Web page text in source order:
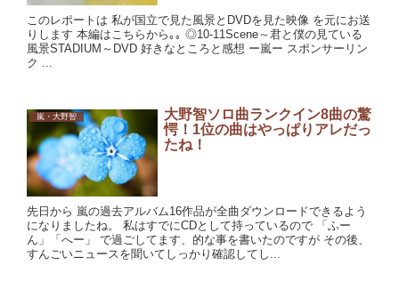
このレポートは 私が国立で見た風景とDVDを見た映像 を元にお送
りします 本編はこちらから｡｡ ◎10-11Scene～君と僕の見ている
風景STADIUM～DVD 好きなところと感想 ー嵐ー スポンサーリン
ク ...
嵐・大野智
大野智ソロ曲ランクイン8曲の驚
愕！1位の曲はやっぱりアレだっ
たね！
先日から 嵐の過去アルバム16作品が全曲ダウンロードできるよう
になりましたね。 私はすでにCDとして持っているので 「ふー
ん」「へー」 で過ごしてます、的な事を書いたのですが その後、
すんごいニュースを聞いてしっかり確認してし...